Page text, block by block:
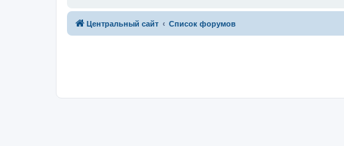
Центральный сайт Список форумов